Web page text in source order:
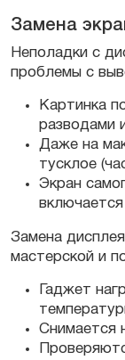
Замена
Неполадки с
проблемы с
Картинка
разводами
Даже на
тусклое
Экран
включается
Замена
мастерской и
Гаджет
Снимается